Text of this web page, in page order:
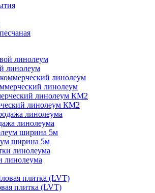
линолеум
линолеум
линолеум КМ2
линолеума
ширина 5м
линолеума
плитка (LVT)